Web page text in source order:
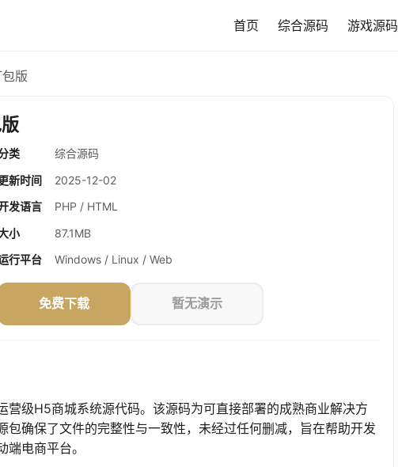
首页 综合源码 游戏源码
版
类
综合源码
新时间
2025-12-02
发语言
PHP / HTML
小
87.1MB
行平台
Windows / Linux / Web
免费下载 暂无演示
级H5商城系统源代码。该源码为可直接部署的成熟商业解决方
确保了文件的完整性与一致性，未经过任何删减，旨在帮助开发
电商平台。